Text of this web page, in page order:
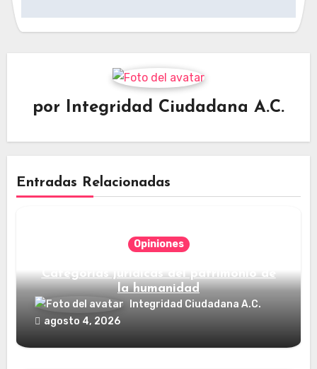
por Integridad Ciudadana A.C.
Entradas Relacionadas
Opiniones
Categorías jurídicas del patrimonio de
la humanidad
Integridad Ciudadana A.C.
agosto 4, 2026